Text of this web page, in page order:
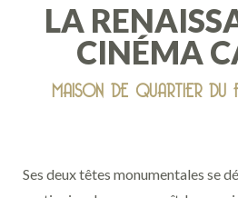
LA
CINÉMA
MAISON DE QUARTIER DU
Ses deux têtes monumentales se